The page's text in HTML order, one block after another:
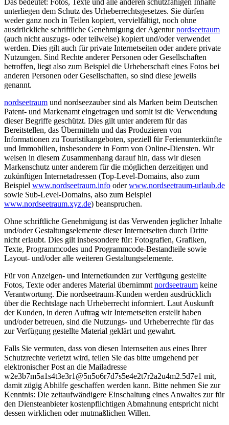
unterliegen dem Schutz des Urheberrechtsgesetzes. Sie dürfen
weder ganz noch in Teilen kopiert, vervielfältigt, noch ohne
ausdrückliche schriftliche Genehmigung der Agenturnordseetraum
(auch nicht auszugs- oder teilweise) kopiert und/oder verwendet
werden. Dies gilt auch für private Internetseiten oder andere private
Nutzungen. Sind Rechte anderer Personen oder Gesellschaften
betroffen, liegt also zum Beispiel die Urheberschaft eines Fotos bei
anderen Personen oder Gesellschaften, so sind diese jeweils
genannt.
nordseetraum und nordseezauber sind als Marken beim Deutschen
Patent- und Markenamt eingetragen und somit ist die Verwendung
dieser Begriffe geschützt. Dies gilt unter anderem für das
Bereitstellen, das Übermitteln und das Produzieren von
Informationen zu Touristikangeboten, speziell für Ferienunterkünfte
und Immobilien, insbesondere in Form von Online-Diensten. Wir
weisen in diesem Zusammenhang darauf hin, dass wir diesen
Markenschutz unter anderem für die möglichen derzeitigen und
zukünftigen Internetadressen (Top-Level-Domains, also zum
Beispiel www.nordseetraum.info oderwww.nordseetraum-urlaub.de
sowie Sub-Level-Domains, also zum Beispiel
www.nordseetraum.xyz.de) beanspruchen.
Ohne schriftliche Genehmigung ist das Verwenden jeglicher Inhalte
und/oder Gestaltungselemente dieser Internetseiten durch Dritte
nicht erlaubt. Dies gilt insbesondere für: Fotografien, Grafiken,
Texte, Programmcodes und Programmcode-Bestandteile sowie
Layout- und/oder alle weiteren Gestaltungselemente.
Für von Anzeigen- und Internetkunden zur Verfügung gestellte
Fotos, Texte oder anderes Material übernimmt nordseetraum keine
Verantwortung. Die nordseetraum-Kunden werden ausdrücklich
über die Rechtslage nach Urheberrecht informiert. Laut Auskunft
der Kunden, in deren Auftrag wir Internetseiten erstellt haben
und/oder betreuen, sind die Nutzungs- und Urheberrechte für das
zur Verfügung gestellte Material geklärt und gewahrt.
Falls Sie vermuten, dass von diesen Internseiten aus eines Ihrer
Schutzrechte verletzt wird, teilen Sie das bitte umgehend per
elektronischer Post an die Mailadresse
w2e3b7m5a1s4t3e3r1 @5n5o6r7d7s5e4e2t7r2a2u4m2.5d7e1 mit,
damit zügig Abhilfe geschaffen werden kann. Bitte nehmen Sie zur
Kenntnis: Die zeitaufwändigere Einschaltung eines Anwaltes zur für
den Diensteanbieter kostenpflichtigen Abmahnung entspricht nicht
dessen wirklichen oder mutmaßlichen Willen.